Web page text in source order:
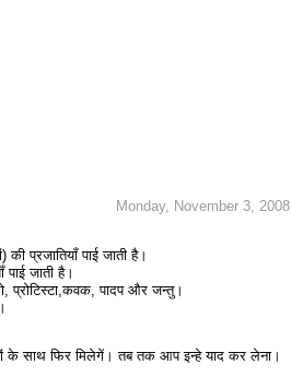
Monday, November 3, 2008
प्रजातियॉं पाई जाती है।
जाती है।
प्रोटिस्‍टा,कवक, पादप और जन्तु।
के साथ फिर मिलेगें। तब तक आप इन्हे याद कर लेना।